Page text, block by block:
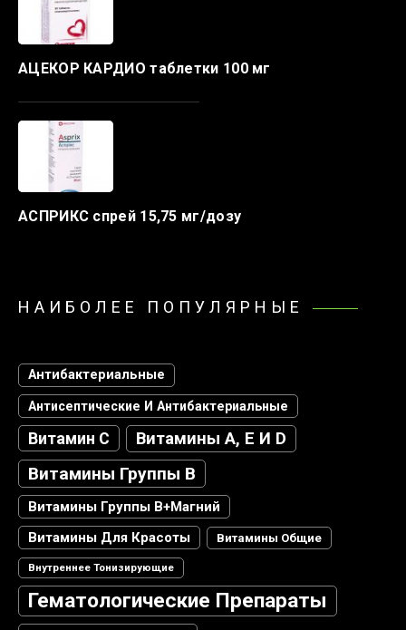
АЦЕКОР КАРДИО таблетки 100 мг
АСПРИКС спрей 15,75 мг/дозу
НАИБОЛЕЕ ПОПУЛЯРНЫЕ
Антибактериальные
Антисептические И Антибактериальные
Витамин С Витамины А, Е И D
Витамины Группы В
Витамины Группы В+магний
Витамины Для Красоты
Витамины Общие
Внутреннее Тонизирующие
Гематологические Препараты